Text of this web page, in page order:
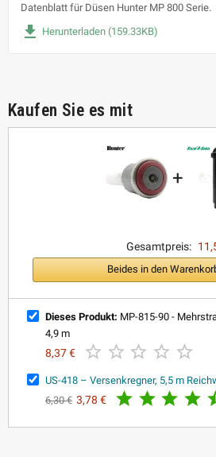
Datenblatt für Düsen Hunter MP 800 Serie.
file_download Herunterladen (159.33KB)
Kaufen Sie es mit
+
Gesamtpreis:
Beides in den
Dieses Produkt: MP-815-90 -
4,9 m
8,37 €     
US-418 – Versenkregner, 5,5 m
6,30 € 3,78 €    